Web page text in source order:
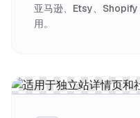
亚马逊、Etsy、Shopify
用。